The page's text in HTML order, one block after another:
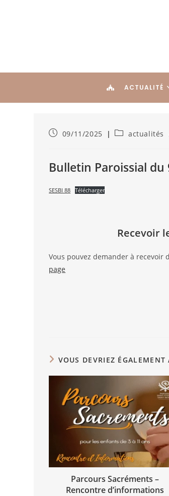
ACTUALITÉ
09/11/2025 actualités
Bulletin Paroissial du
SESBI 88 Télécharger
Recevoir
Vous pouvez demander à
page
VOUS DEVRIEZ ÉGALEMENT
Parcours Sacréments –
Rencontre d’informations